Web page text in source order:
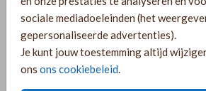
sociale mediadoeleinden (het
gepersonaliseerde advertenties).
Je kunt jouw toestemming altijd
ons ons cookiebeleid.
OMSCHRIJVING
Mooie trouwkaart met droogbloemen en